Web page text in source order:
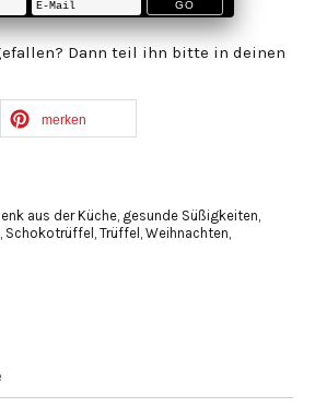
Dann teil ihn bitte in deinen
merken
aus der Küche gesunde Süßigkeiten
Schokotrüffel Trüffel Weihnachten